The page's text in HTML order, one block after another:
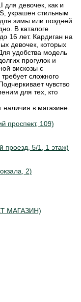
для девочек, как и
украшен стильным
зимы или поздней
В каталоге
16 лет. Кардиган на
девочек, которых
удобства модель
прогулок и
вискозы с
сложного
чувство
для тех, кто
в магазине.
проспект, 109)
проезд, 5/1, 1 этаж)
2)
МАГАЗИН)